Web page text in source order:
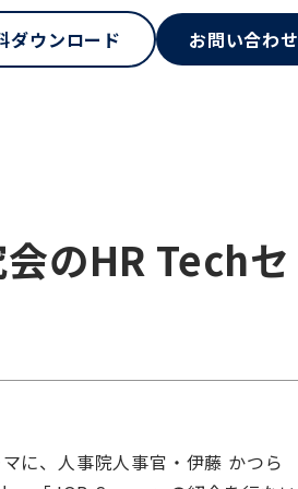
ダウンロード お問い合わせ
のHR Techセ
に、人事院人事官・伊藤 かつら